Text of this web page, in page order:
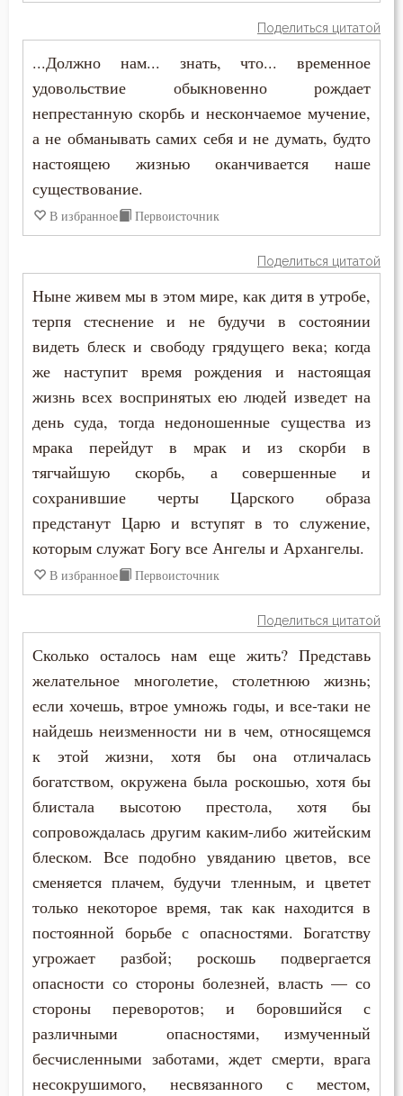
Власть
Воздаяние
Вознесение
Война
Воля
Воплощение
Воровство
Воскресение Христово
Воспитание
Высокомерие
Гадание
Гнев
Гонение
Гордость
Господь
Гость
Девство
Дело
Деньги
Дети
Зосима Палестинский
Иаков Низибийский
Игнатий Антиохийский
Игнатий Брянчанинов
Иероним Стридонский
Иларион Оптинский (Пономарёв)
Илия Екдик
Иоанн (Максимович)
Иоанн Дамаскин
Иоанн Златоуст
Иоанн Карпафский
Иоанн Кассиан Римлянин
Иоанн Кронштадтский
Иоанн Лествичник
Иосиф Оптинский (Литовкин)
Ириней Лионский
Исаак Сирин Ниневийский
Исидор Пелусиот
Иустин (Попович)
Иустин Философ
Каллист Ангеликуд
Киприан Карфагенский
Кирилл Иерусалимский
Поделиться цитатой
...Должно нам... знать, что... временное
удовольствие обыкновенно рождает
непрестанную скорбь и нескончаемое мучение,
а не обманывать самих себя и не думать, будто
настоящею жизнью оканчивается наше
существование.
В избранное Первоисточник
Поделиться цитатой
Ныне живем мы в этом мире, как дитя в утробе,
терпя стеснение и не будучи в состоянии
видеть блеск и свободу грядущего века; когда
же наступит время рождения и настоящая
жизнь всех воспринятых ею людей изведет на
день суда, тогда недоношенные существа из
мрака перейдут в мрак и из скорби в
тягчайшую скорбь, а совершенные и
сохранившие черты Царского образа
предстанут Царю и вступят в то служение,
которым служат Богу все Ангелы и Архангелы.
В избранное Первоисточник
Поделиться цитатой
Сколько осталось нам еще жить? Представь
желательное многолетие, столетнюю жизнь;
если хочешь, втрое умножь годы, и все-таки не
найдешь неизменности ни в чем, относящемся
к этой жизни, хотя бы она отличалась
богатством, окружена была роскошью, хотя бы
блистала высотою престола, хотя бы
сопровождалась другим каким-либо житейским
блеском. Все подобно увяданию цветов, все
сменяется плачем, будучи тленным, и цветет
только некоторое время, так как находится в
постоянной борьбе с опасностями. Богатству
угрожает разбой; роскошь подвергается
опасности со стороны болезней, власть — со
стороны переворотов; и боровшийся с
различными опасностями, измученный
бесчисленными заботами, ждет смерти, врага
несокрушимого, несвязанного с местом,